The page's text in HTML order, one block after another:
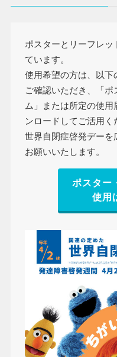
ポスターとリーフレッ
ています。
使用希望の方は、以下
ご確認いただき、「
ム」または所定の使
ンロードしてご活用く
世界自閉症啓発デーを
お願いいたします。
ポスター
使用